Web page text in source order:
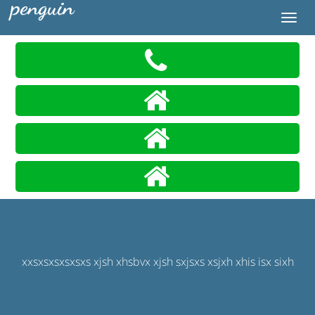
Toggle
penguin
xxsxsxsxsxsxs xjsh xhsbvx xjsh sxjsxs xsjxh xhis isx sixh